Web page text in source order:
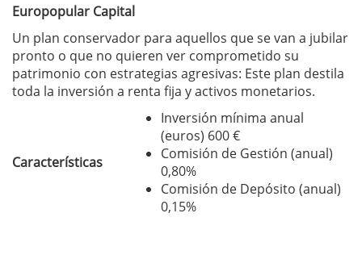
Europopular Capital
Un plan conservador para aquellos que se van a jubilar
pronto o que no quieren ver comprometido su
patrimonio con estrategias agresivas: Este plan destila
toda la inversión a renta fija y activos monetarios.
Características
Inversión mínima anual
(euros) 600 €
Comisión de Gestión (anual)
0,80%
Comisión de Depósito (anual)
0,15%